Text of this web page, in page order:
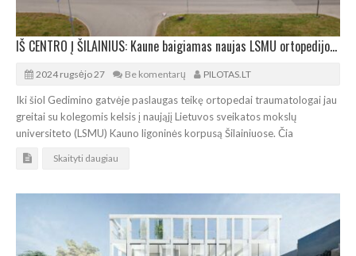
IŠ CENTRO Į ŠILAINIUS: Kaune baigiamas naujas LSMU ortopedijos ir traumatologijos korpusas
2024 rugsėjo 27 Be komentarų PILOTAS.LT
Iki šiol Gedimino gatvėje paslaugas teikę ortopedai traumatologai jau
greitai su kolegomis kelsis į naująjį Lietuvos sveikatos mokslų
universiteto (LSMU) Kauno ligoninės korpusą Šilainiuose. Čia
Skaityti daugiau